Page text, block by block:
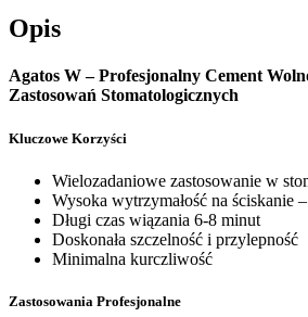
Opis
Agatos W – Profesjonalny Cement
Zastosowań Stomatologicznych
Kluczowe Korzyści
Wielozadaniowe zastosowanie w
Wysoka wytrzymałość na ściskanie
Długi czas wiązania 6-8 minut
Doskonała szczelność i przylepność
Minimalna kurczliwość
Zastosowania Profesjonalne